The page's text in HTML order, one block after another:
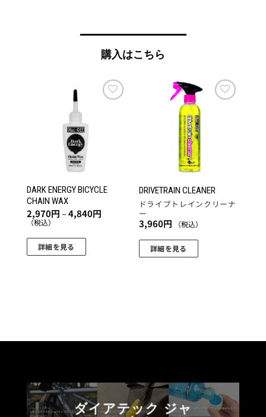
購入はこちら
DARK ENERGY BICYCLE
CHAIN WAX
2,970円–4,840円価
格
（税込）
詳細を見る
複
バ
リ
エ
DRIVETRAIN CLEANER
ドライブトレインクリーナ
ー
3,960円 （税込）
詳細を見る
ダイアテック ジャ